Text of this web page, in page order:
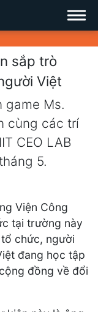
sắp trò
Việt
game Ms.
cùng các trí
CEO LAB
5.
Viện Công
tại trường này
chức, người
đang học tập
đồng về đổi